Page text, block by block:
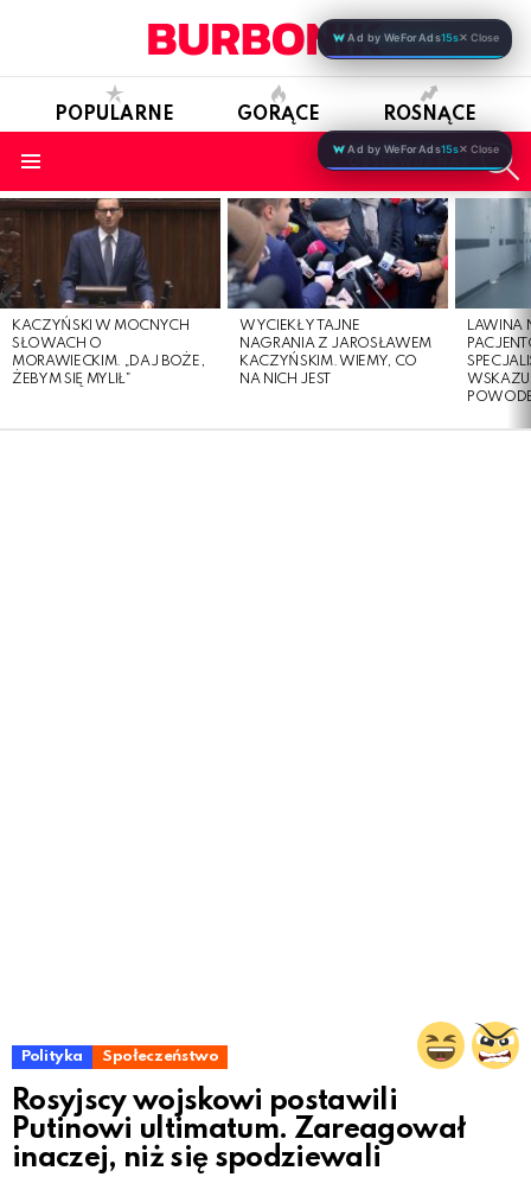
POPULARNE GORĄCE ROSNĄCE
LATEST
KACZYŃSKI W MOCNYCH
SŁOWACH O
MORAWIECKIM. „DAJ BOŻE,
ŻEBYM SIĘ MYLIŁ”
WYCIEKŁY TAJNE
NAGRANIA Z JAROSŁAWEM
KACZYŃSKIM. WIEMY, CO
NA NICH JEST
LAWINA
Polityka Społeczeństwo
Rosyjscy wojskowi postawili
Putinowi ultimatum. Zareagował
inaczej, niż się spodziewali
Ad by WeForAds15s✕ Close
Ad by WeForAds15s✕ Close